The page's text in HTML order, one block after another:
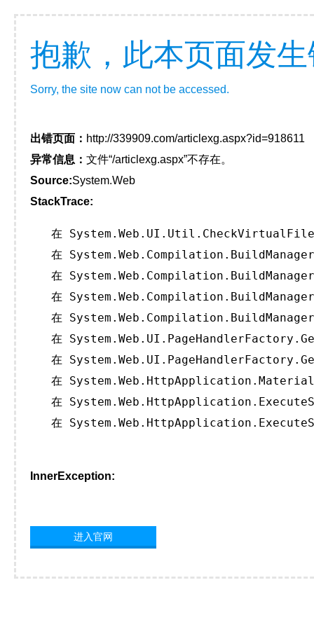
抱歉，此本页面发
Sorry, the site now can not be accessed.
出错页面： http://339909.com/articlexg.aspx?id=918611
异常信息： 文件“/articlexg.aspx”不存在。
Source:System.Web
StackTrace:
在
在
在
在
在
在
在
在
在
在
InnerException:
进入官网